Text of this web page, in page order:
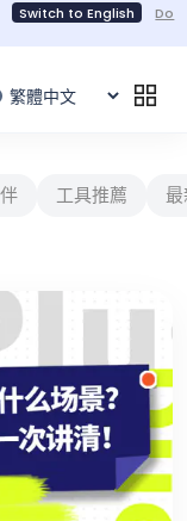
Switch to English
Do
工具推薦